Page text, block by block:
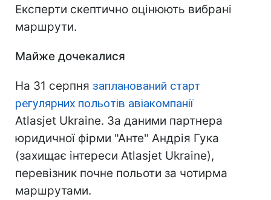
Експерти скептично оцінюють вибрані
маршрути.
Майже дочекалися
На 31 серпня запланований старт
регулярних польотів авіакомпанії
Atlasjet Ukraine. За даними партнера
юридичної фірми "Анте" Андрія Гука
(захищає інтереси Atlasjet Ukraine),
перевізник почне польоти за чотирма
маршрутами.